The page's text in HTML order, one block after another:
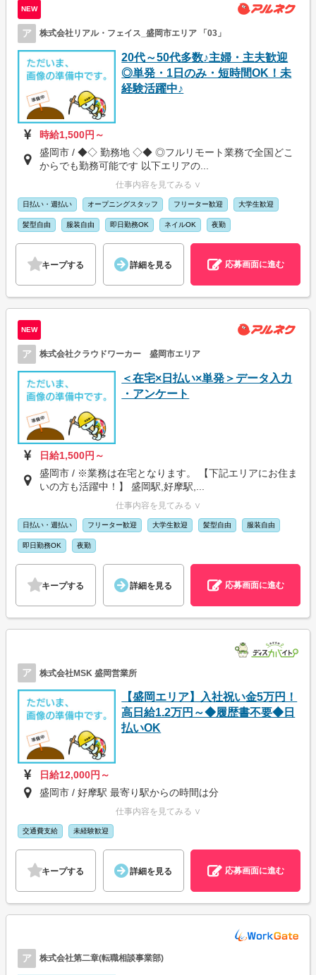
NEW
ア 株式会社リアル・フェイス_盛岡市エリア 「03」
20代～50代多数♪主婦・主夫歓迎
◎単発・1日のみ・短時間OK！未
経験活躍中♪
時給1,500円～
盛岡市 / ◆◇ 勤務地 ◇◆ ◎フルリモート業務で全国どこ
からでも勤務可能です 以下エリアの...
仕事内容を見てみる ∨
日払い・週払い オープニングスタッフ フリーター歓迎 大学生歓迎
髪型自由 服装自由 即日勤務OK ネイルOK 夜勤
キープする 詳細を見る 応募画面に進む
NEW
ア 株式会社クラウドワーカー 盛岡市エリア
＜在宅×日払い×単発＞データ入力
・アンケート
日給1,500円～
盛岡市 / ※業務は在宅となります。 【下記エリアにお住ま
いの方も活躍中！】 盛岡駅,好摩駅,...
仕事内容を見てみる ∨
日払い・週払い フリーター歓迎 大学生歓迎 髪型自由 服装自由
即日勤務OK 夜勤
キープする 詳細を見る 応募画面に進む
ア 株式会社MSK 盛岡営業所
【盛岡エリア】入社祝い金5万円！
高日給1.2万円～◆履歴書不要◆日
払いOK
日給12,000円～
盛岡市 / 好摩駅 最寄り駅からの時間は分
仕事内容を見てみる ∨
交通費支給 未経験歓迎
キープする 詳細を見る 応募画面に進む
ア 株式会社第二章(転職相談事業部)